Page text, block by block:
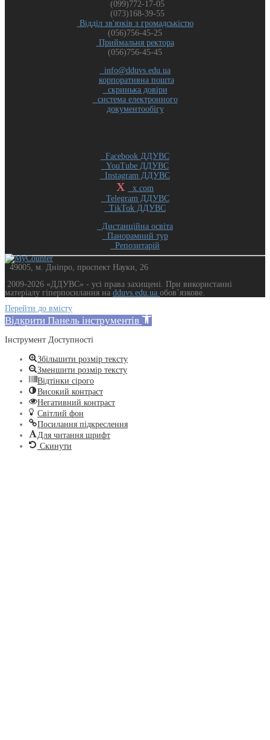
(099)772-17-05
(073)168-39-55
Відділ зв'язків з громадськістю
(056)756-45-25
Приймальня ректора
(056)756-45-45
info@dduvs.edu.ua
корпоративна пошта
скринька довіри
система електронного
документообігу
Facebook ДДУВС
YouTube ДДУВС
Instagram ДДУВС
X
x.com
Telegram ДДУВС
TikTok ДДУВС
Дистанційна освіта
Панорамний тур
Репозитарій
49005, м. Дніпро, проспект Науки, 26
2009-2026 «ДДУВС» - усi права захищенi. При використанні
матеріалу гіперпосилання на dduvs.edu.ua обов`язкове.
Перейти до вмісту
Відкрити Панель інструментів
Інструмент Доступності
Збільшити розмір тексту
Зменшити розмір тексту
Відтінки сірого
Високий контраст
Негативний контраст
Світлий фон
Посилання підкреслення
Для читання шрифт
Скинути